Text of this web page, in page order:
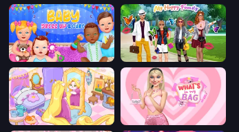
Baby Dress Up Superstar Family Dress Up
Fairy Room - Decor Game What's In My Bag